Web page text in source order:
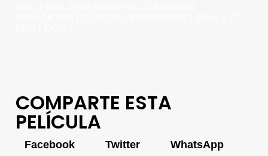
COMPARTE ESTA
PELÍCULA
Facebook Twitter WhatsApp